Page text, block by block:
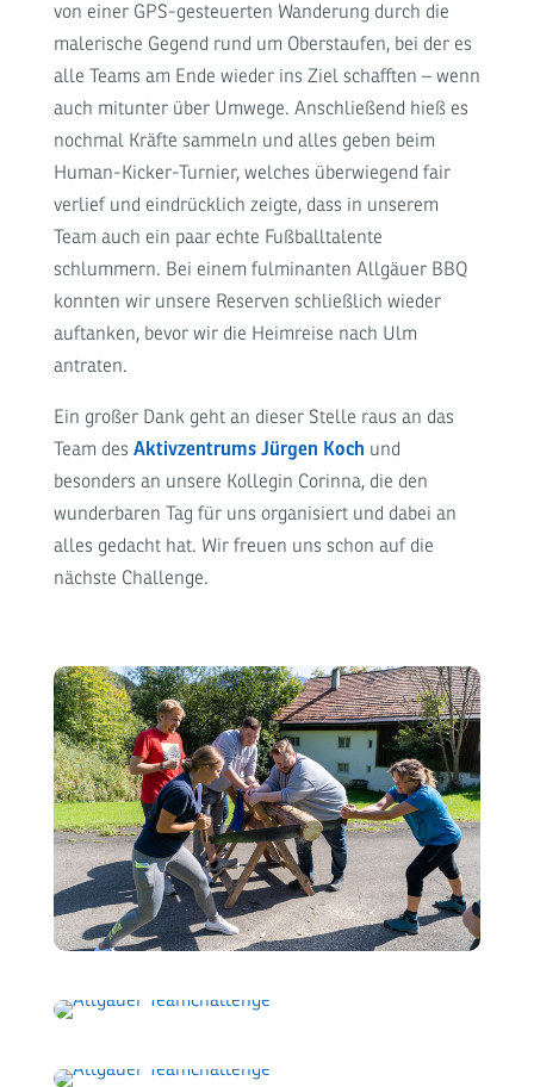
von einer GPS-gesteuerten Wanderung durch die
malerische Gegend rund um Oberstaufen, bei der es
alle Teams am Ende wieder ins Ziel schafften – wenn
auch mitunter über Umwege. Anschließend hieß es
nochmal Kräfte sammeln und alles geben beim
Human-Kicker-Turnier, welches überwiegend fair
verlief und eindrücklich zeigte, dass in unserem
Team auch ein paar echte Fußballtalente
schlummern. Bei einem fulminanten Allgäuer BBQ
konnten wir unsere Reserven schließlich wieder
auftanken, bevor wir die Heimreise nach Ulm
antraten.
Ein großer Dank geht an dieser Stelle raus an das
Team des Aktivzentrums Jürgen Koch und
besonders an unsere Kollegin Corinna, die den
wunderbaren Tag für uns organisiert und dabei an
alles gedacht hat. Wir freuen uns schon auf die
nächste Challenge.